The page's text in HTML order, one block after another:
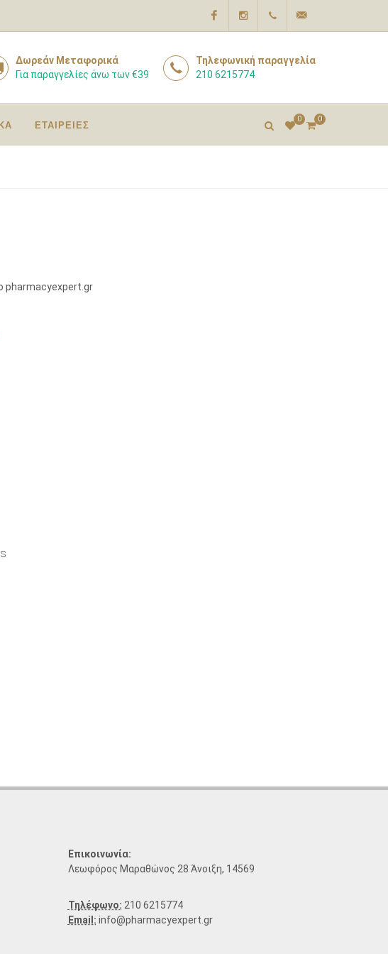
Δωρεάν Μεταφορικά
Για παραγγελίες άνω των €39
Τηλεφωνική παραγγελία
210 6215774
ΕΤΑΙΡΕΙΕΣ
0
0
pharmacyexpert.gr
Επικοινωνία:
Λεωφόρος Μαραθώνος 28 Άνοιξη, 14569
Τηλέφωνο: 210 6215774
Email: info@pharmacyexpert.gr